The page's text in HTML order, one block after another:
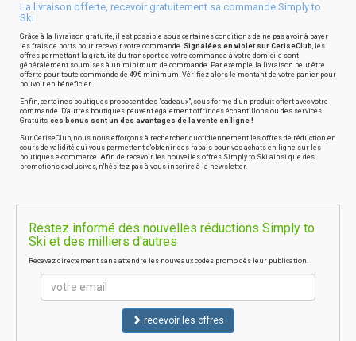
La livraison offerte, recevoir gratuitement sa commande Simply to
Ski
Grâce à la livraison gratuite, il est possible sous certaines conditions de ne pas avoir à payer
les frais de ports pour recevoir votre commande. Signalées en violet sur CeriseClub, les
offres permettant la gratuité du transport de votre commande à votre domicile sont
généralement soumises à un minimum de commande. Par exemple, la livraison peut être
offerte pour toute commande de 49€ minimum. Vérifiez alors le montant de votre panier pour
pouvoir en bénéficier.
Enfin, certaines boutiques proposent des "cadeaux", sous forme d'un produit offert avec votre
commande. D'autres boutiques peuvent également offrir des échantillons ou des services.
Gratuits, ces bonus sont un des avantages de la vente en ligne !
Sur CeriseClub, nous nous efforçons à rechercher quotidiennement les offres de réduction en
cours de validité qui vous permettent d'obtenir des rabais pour vos achats en ligne sur les
boutiques e-commerce. Afin de recevoir les nouvelles offres Simply to Ski ainsi que des
promotions exclusives, n'hésitez pas à vous inscrire à la newsletter.
Restez informé des nouvelles réductions Simply to
Ski et des milliers d'autres
Recevez directement sans attendre les nouveaux codes promo dès leur publication.
recevoir les offres